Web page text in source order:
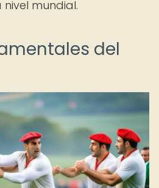
mundial.
del